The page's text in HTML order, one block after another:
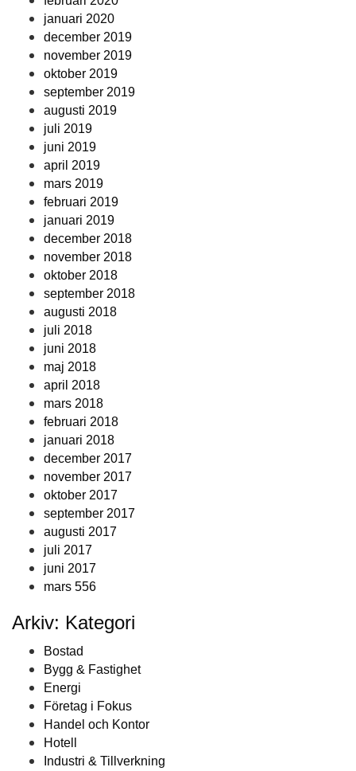
januari 2020
december 2019
november 2019
oktober 2019
september 2019
augusti 2019
juli 2019
juni 2019
april 2019
mars 2019
februari 2019
januari 2019
december 2018
november 2018
oktober 2018
september 2018
augusti 2018
juli 2018
juni 2018
maj 2018
april 2018
mars 2018
februari 2018
januari 2018
december 2017
november 2017
oktober 2017
september 2017
augusti 2017
juli 2017
juni 2017
mars 556
Arkiv: Kategori
Bostad
Bygg & Fastighet
Energi
Företag i Fokus
Handel och Kontor
Hotell
Industri & Tillverkning